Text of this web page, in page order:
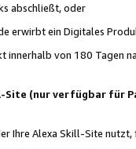
abschließt, oder
erwirbt ein Digitales
von 180 Tagen
Site (nur verfügbar für
Ihre Alexa Skill-Site nutzt,